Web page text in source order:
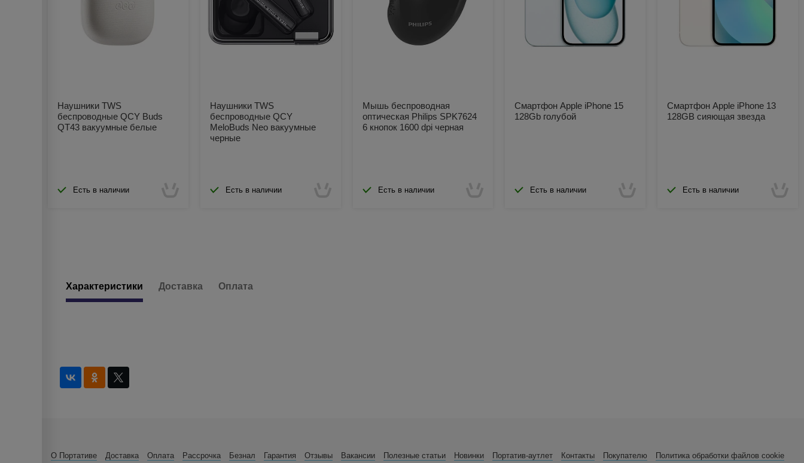
Наушники TWS
беспроводные QCY Buds
QT43 вакуумные белые
Есть в наличии
Наушники TWS
беспроводные QCY
MeloBuds Neo вакуумные
черные
Есть в наличии
Мышь беспроводная
оптическая Philips SPK7624
6 кнопок 1600 dpi черная
Есть в наличии
Смартфон Apple iPhone 15
128Gb голубой
Есть в наличии
Смартфон Apple iPhone 13
128GB сияющая звезда
Есть в наличии
Характеристики Доставка Оплата
О Портативе Доставка Оплата Рассрочка Безнал Гарантия Отзывы Вакансии Полезные статьи Новинки Портатив-аутлет Контакты Покупателю Политика обработки файлов cookie